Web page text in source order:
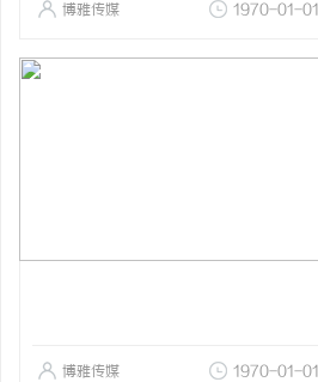
博雅传媒 1970-01-01
博雅传媒 1970-01-01